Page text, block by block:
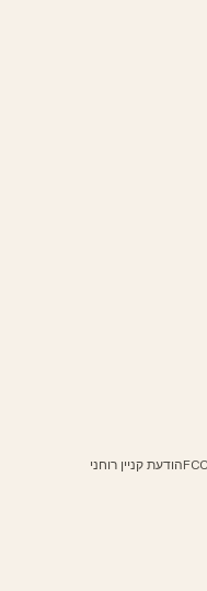
הודעת קניין רוחני